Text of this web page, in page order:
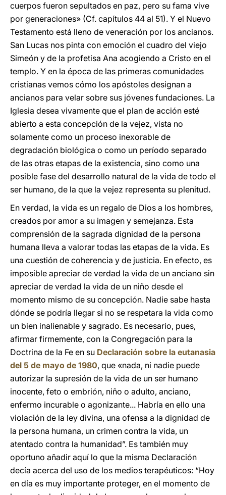
cuerpos fueron sepultados en paz, pero su fama vive
por generaciones» (Cf. capítulos 44 al 51). Y el Nuevo
Testamento está lleno de veneración por los ancianos.
San Lucas nos pinta con emoción el cuadro del viejo
Simeón y de la profetisa Ana acogiendo a Cristo en el
templo. Y en la época de las primeras comunidades
cristianas vemos cómo los apóstoles designan a
ancianos para velar sobre sus jóvenes fundaciones. La
Iglesia desea vivamente que el plan de acción esté
abierto a esta concepción de la vejez, vista no
solamente como un proceso inexorable de
degradación biológica o como un período separado
de las otras etapas de la existencia, sino como una
posible fase del desarrollo natural de la vida de todo el
ser humano, de la que la vejez representa su plenitud.
En verdad, la vida es un regalo de Dios a los hombres,
creados por amor a su imagen y semejanza. Esta
comprensión de la sagrada dignidad de la persona
humana lleva a valorar todas las etapas de la vida. Es
una cuestión de coherencia y de justicia. En efecto, es
imposible apreciar de verdad la vida de un anciano sin
apreciar de verdad la vida de un niño desde el
momento mismo de su concepción. Nadie sabe hasta
dónde se podría llegar si no se respetara la vida como
un bien inalienable y sagrado. Es necesario, pues,
afirmar firmemente, con la Congregación para la
Doctrina de la Fe en su Declaración sobre la eutanasia
del 5 de mayo de 1980, que «nada, ni nadie puede
autorizar la supresión de la vida de un ser humano
inocente, feto o embrión, niño o adulto, anciano,
enfermo incurable o agonizante... Habría en ello una
violación de la ley divina, una ofensa a la dignidad de
la persona humana, un crimen contra la vida, un
atentado contra la humanidad”. Es también muy
oportuno añadir aquí lo que la misma Declaración
decía acerca del uso de los medios terapéuticos: “Hoy
en día es muy importante proteger, en el momento de